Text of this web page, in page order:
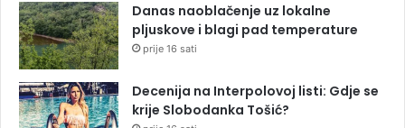
Danas naoblačenje uz lokalne
pljuskove i blagi pad temperature
prije 16 sati
Decenija na Interpolovoj listi: Gdje se
krije Slobodanka Tošić?